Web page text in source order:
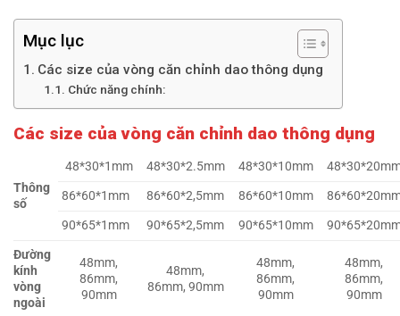
Mục lục
Các size của vòng căn chỉnh dao thông dụng
Chức năng chính:
Các size của vòng căn chỉnh dao thông dụng
Thông
số
48*30*1mm 48*30*2.5mm 48*30*10mm
86*60*1mm
86*60*2,5mm 86*60*10mm
90*65*1mm
90*65*2,5mm 90*65*10mm
Đường
kính
vòng
ngoài
48mm,
86mm,
90mm
48mm,
86mm, 90mm
48mm,
86mm,
90mm
48mm,
86mm,
90mm